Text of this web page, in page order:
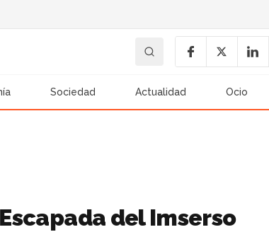
Sociedad Actualidad Ocio
del Imserso